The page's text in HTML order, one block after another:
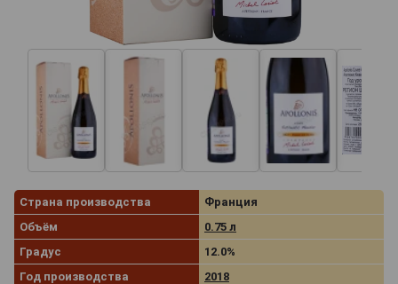
Страна производства
Франция
Объём
0.75 л
Градус
12.0%
Год производства
2018